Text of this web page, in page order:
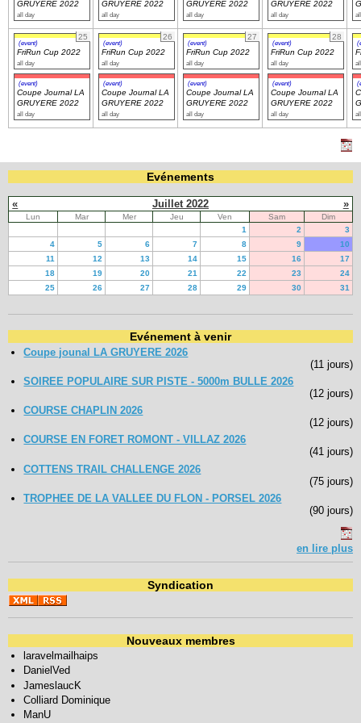
GRUYERE 2022
all day
GRUYERE 2022
all day
GRUYERE 2022
all day
GRUYERE 2022
all day
25
(event)
FriRun Cup 2022
all day
(event)
Coupe Journal LA
GRUYERE 2022
all day
26
(event)
FriRun Cup 2022
all day
(event)
Coupe Journal LA
GRUYERE 2022
all day
27
(event)
FriRun Cup 2022
all day
(event)
Coupe Journal LA
GRUYERE 2022
all day
28
(event)
FriRun Cup 2022
all day
(event)
Coupe Journal LA
GRUYERE 2022
all day
Evénements
« Juillet 2022 »
Lun Mar Mer Jeu Ven Sam
Dim
1
2
3
4
5 6 7 8 9
10
11
12 13 14 15 16
17
18
19 20 21 22 23
24
25
26 27 28 29 30 31
Evénement à venir
Coupe jounal LA GRUYERE 2026
(11 jours)
SOIREE POPULAIRE SUR PISTE - 5000m BULLE 2026
(12 jours)
COURSE CHAPLIN 2026
(12 jours)
COURSE EN FORET ROMONT - VILLAZ 2026
(41 jours)
COTTENS TRAIL CHALLENGE 2026
(75 jours)
TROPHEE DE LA VALLEE DU FLON - PORSEL 2026
(90 jours)
en lire plus
Syndication
Nouveaux membres
laravelmailhaips
DanielVed
JameslaucK
Colliard Dominique
ManU